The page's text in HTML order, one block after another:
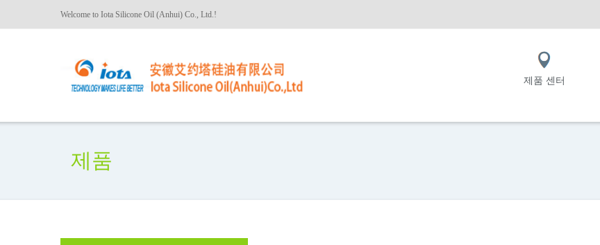
Welcome to Iota Silicone Oil (Anhui) Co., Ltd.!
제품 센터
제품